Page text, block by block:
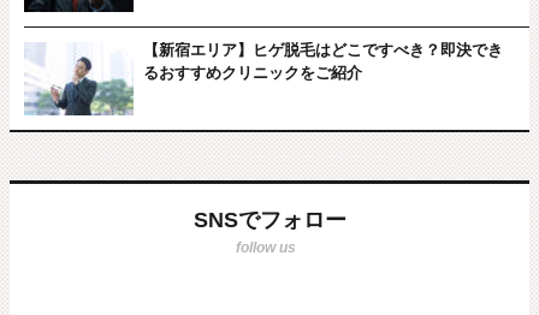
【新宿エリア】ヒゲ脱毛はどこですべき？即決でき
るおすすめクリニックをご紹介
SNSでフォロー